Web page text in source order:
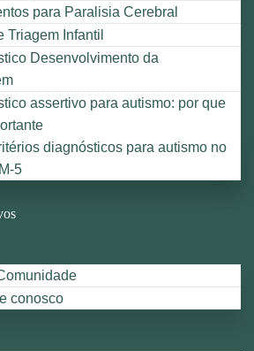
para Paralisia Cerebral
Triagem Infantil
Desenvolvimento da
assertivo para autismo: por que
diagnósticos para autismo no
5
conosco